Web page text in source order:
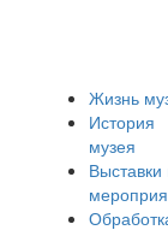
Жизнь
История
музея
Выставки